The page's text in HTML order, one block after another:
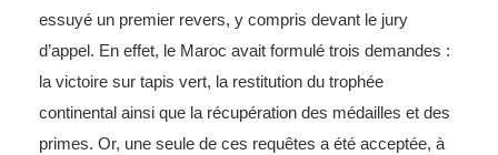
essuyé un premier revers, y compris devant le jury
d’appel. En effet, le Maroc avait formulé trois demandes :
la victoire sur tapis vert, la restitution du trophée
continental ainsi que la récupération des médailles et des
primes. Or, une seule de ces requêtes a été acceptée, à